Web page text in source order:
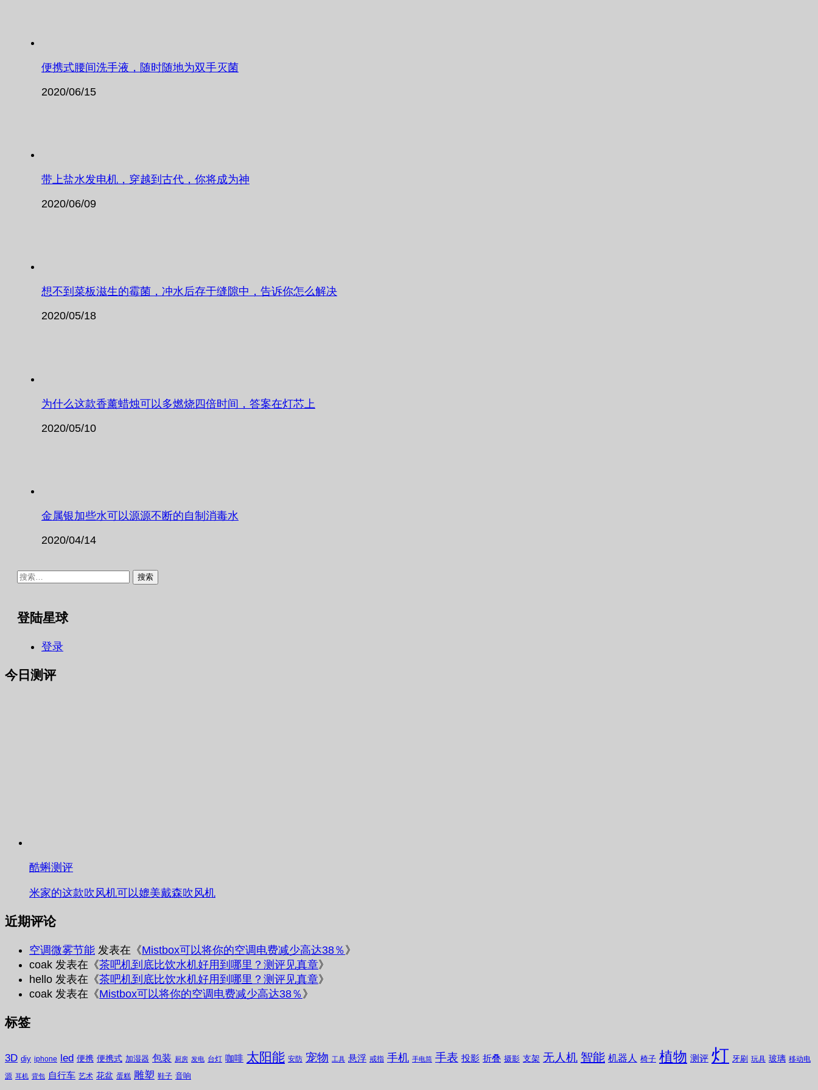
便携式腰间洗手液，随时随地为双手灭菌
2020/06/15
带上盐水发电机，穿越到古代，你将成为神
2020/06/09
想不到菜板滋生的霉菌，冲水后存于缝隙中，告诉你怎么解决
2020/05/18
为什么这款香薰蜡烛可以多燃烧四倍时间，答案在灯芯上
2020/05/10
金属银加些水可以源源不断的自制消毒水
2020/04/14
搜
登陆星球
登录
今日测评
酷蝌测评
米家的这款吹风机可以媲美戴森吹风机
近期评论
空调微雾节能 发表在《Mistbox可以将你的空调电费减少高达38％ 》
coak 发表在《茶吧机到底比饮水机好用到哪里？测评见真章》
hello 发表在《茶吧机到底比饮水机好用到哪里？测评见真章》
coak 发表在《Mistbox可以将你的空调电费减少高达38％ 》
标签
3D diy iphone led 便携 便携式 加湿器 包装 厨房 发电 台灯 咖啡 太阳能 安防 宠物 工具 悬浮 戒指 手机 手电筒 手表 投影 折叠 摄影 支架 无人机 智能 机器人 椅子 植物 测评 灯 牙刷 玩具 玻璃 移动电
源 耳机 背包 自行车 艺术 花盆 蛋糕 雕塑 鞋子 音响